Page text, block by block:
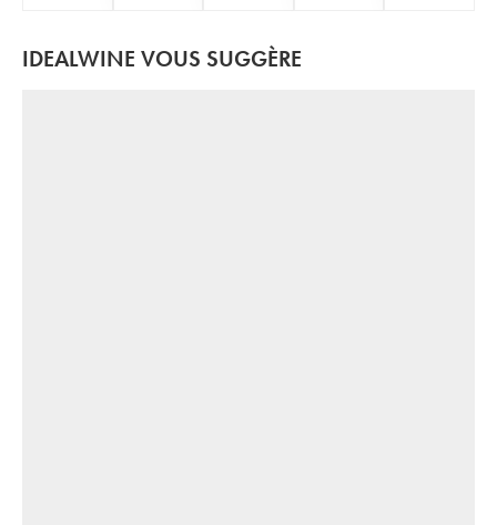
IDEALWINE VOUS SUGGÈRE